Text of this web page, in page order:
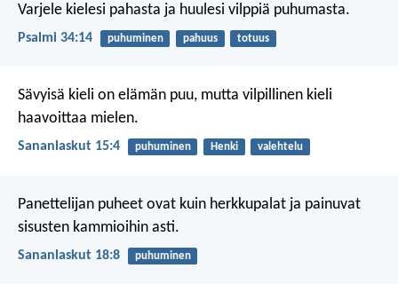
Varjele kielesi pahasta ja huulesi vilppiä puhumasta.
Psalmi 34:14 puhuminen pahuus totuus
Sävyisä kieli on elämän puu, mutta vilpillinen kieli
haavoittaa mielen.
Sananlaskut 15:4 puhuminen Henki valehtelu
Panettelijan puheet ovat kuin herkkupalat ja painuvat
sisusten kammioihin asti.
Sananlaskut 18:8 puhuminen